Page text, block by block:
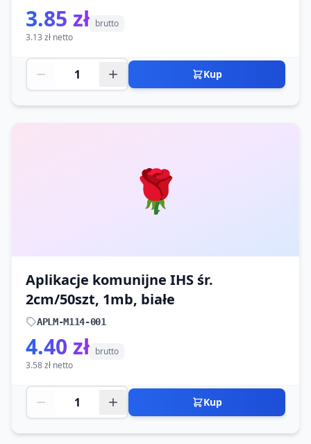
3.85 zł brutto
3.13 zł netto
Kup
🌹
Aplikacje komunijne IHS śr.
2cm/50szt, 1mb, białe
APLM-M114-001
4.40 zł brutto
3.58 zł netto
Kup